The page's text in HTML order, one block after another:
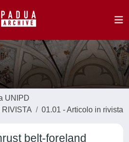
UNIPD
01.01 - Articolo in rivista
belt-foreland